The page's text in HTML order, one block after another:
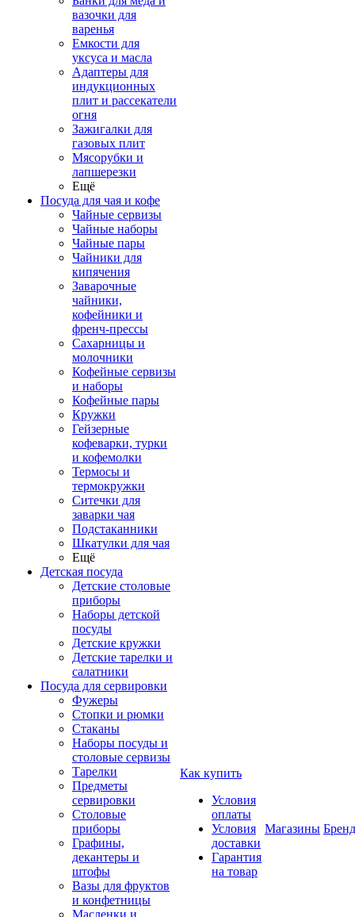
вазочки для
варенья
Емкости для
уксуса и масла
Адаптеры для
индукционных
плит и рассекатели
огня
Зажигалки для
газовых плит
Мясорубки и
лапшерезки
Ещё
Посуда для чая и кофе
Чайные сервизы
Чайные наборы
Чайные пары
Чайники для
кипячения
Заварочные
чайники,
кофейники и
френч-прессы
Сахарницы и
молочники
Кофейные сервизы
и наборы
Кофейные пары
Кружки
Гейзерные
кофеварки, турки
и кофемолки
Термосы и
термокружки
Ситечки для
заварки чая
Подстаканники
Шкатулки для чая
Ещё
Детская посуда
Детские столовые
приборы
Наборы детской
посуды
Детские кружки
Детские тарелки и
салатники
Посуда для сервировки
Фужеры
Стопки и рюмки
Стаканы
Наборы посуды и
столовые сервизы
Тарелки
Предметы
сервировки
Столовые
приборы
Графины,
декантеры и
штофы
Вазы для фруктов
и конфетницы
Масленки и
Как купить
Условия
оплаты
Условия
доставки
Гарантия
на товар
Магазины